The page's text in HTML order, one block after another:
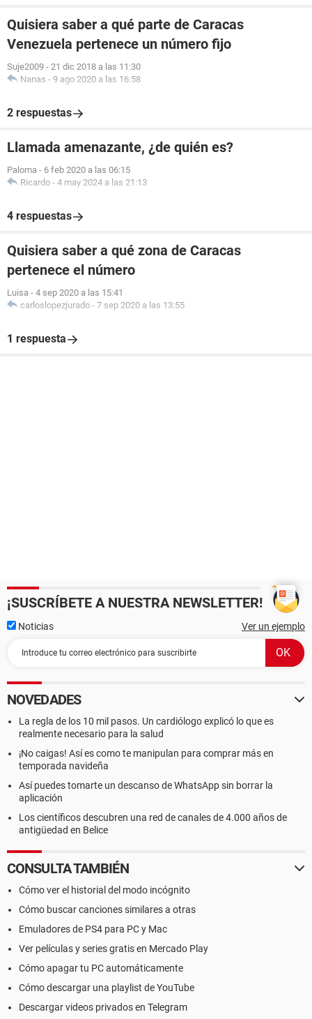
Quisiera saber a qué parte de Caracas
Venezuela pertenece un número fijo
Suje2009 - 21 dic 2018 a las 11:30
Nanas - 9 ago 2020 a las 16:58
2 respuestas
Llamada amenazante, ¿de quién es?
Paloma - 6 feb 2020 a las 06:15
Ricardo - 4 may 2024 a las 21:13
4 respuestas
Quisiera saber a qué zona de Caracas
pertenece el número
Luisa - 4 sep 2020 a las 15:41
carloslopezjurado - 7 sep 2020 a las 13:55
1 respuesta
¡SUSCRÍBETE A NUESTRA NEWSLETTER!
Noticias Ver un ejemplo
NOVEDADES
La regla de los 10 mil pasos. Un cardiólogo explicó lo que es
realmente necesario para la salud
¡No caigas! Así es como te manipulan para comprar más en
temporada navideña
Así puedes tomarte un descanso de WhatsApp sin borrar la
aplicación
Los científicos descubren una red de canales de 4.000 años de
antigüedad en Belice
CONSULTA TAMBIÉN
Cómo ver el historial del modo incógnito
Cómo buscar canciones similares a otras
Emuladores de PS4 para PC y Mac
Ver películas y series gratis en Mercado Play
Cómo apagar tu PC automáticamente
Cómo descargar una playlist de YouTube
Descargar videos privados en Telegram